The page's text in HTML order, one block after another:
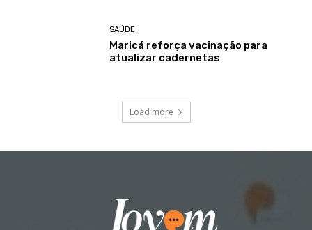
SAÚDE
Maricá reforça vacinação para
atualizar cadernetas
Load more